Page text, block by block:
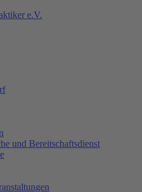
und Bereitschaftsdienst